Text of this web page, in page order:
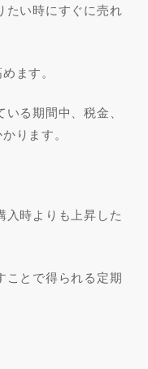
い時にすぐに売れ
ます。
る期間中、税金、
ります。
時よりも上昇した
とで得られる定期